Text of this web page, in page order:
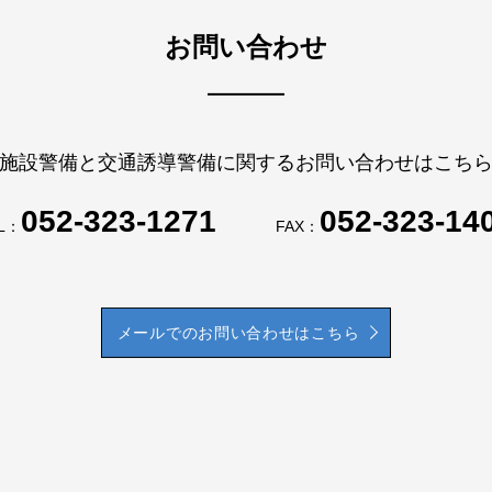
お問い合わせ
施設警備と交通誘導警備に関するお問い合わせはこちら
052-323-1271 FAX： 052-323-
メールでのお問い合わせはこちら